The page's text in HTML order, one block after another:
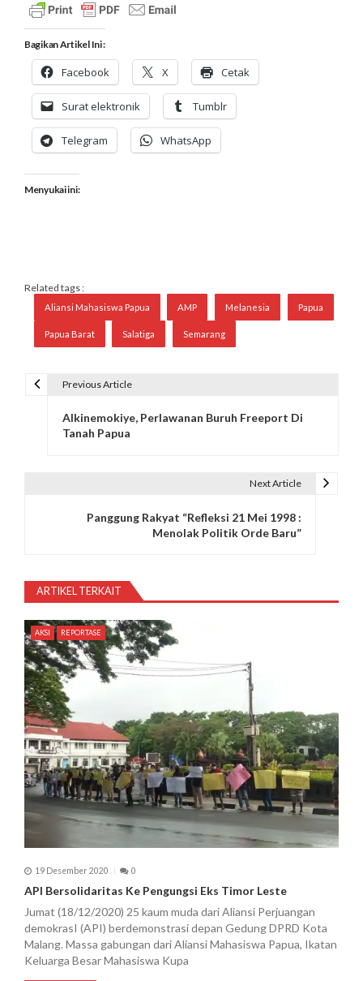
Bagikan Artikel Ini :
Facebook X Cetak
Surat elektronik Tumblr
Telegram WhatsApp
Menyukai ini:
Related tags :
Aliansi Mahasiswa Papua AMP Melanesia Papua
Papua Barat Salatiga Semarang
i
p
o
s
Previous Article
Alkinemokiye, Perlawanan Buruh Freeport Di
Tanah Papua
Next Article
Panggung Rakyat “Refleksi 21 Mei 1998 :
Menolak Politik Orde Baru”
ARTIKEL TERKAIT
AKSI REPORTASE
19 Desember 2020 0
API Bersolidaritas Ke Pengungsi Eks Timor Leste
Jumat (18/12/2020) 25 kaum muda dari Aliansi Perjuangan
demokrasI (API) berdemonstrasi depan Gedung DPRD Kota
Malang. Massa gabungan dari Aliansi Mahasiswa Papua, Ikatan
Keluarga Besar Mahasiswa Kupa